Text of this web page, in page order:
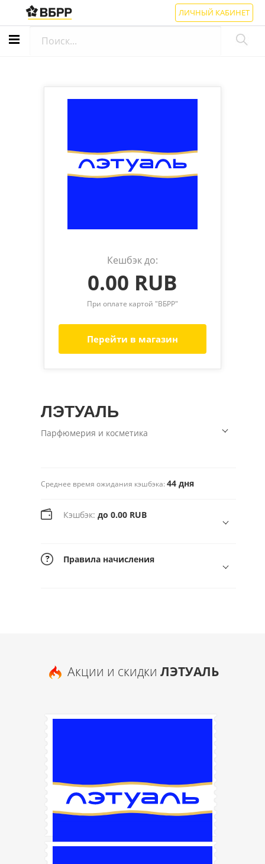
ЛИЧНЫЙ КАБИНЕТ
Кешбэк до:
0.00 RUB
При оплате картой "ВБРР"
Перейти в магазин
ЛЭТУАЛЬ
Парфюмерия и косметика
Среднее время ожидания кэшбэка: 44 дня
Кэшбэк: до 0.00 RUB
Правила начисления
Акции и скидки ЛЭТУАЛЬ